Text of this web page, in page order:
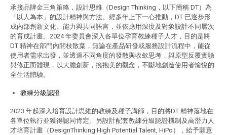
承接品牌金三角策略，設計思維（Design Thinking，以下簡稱 DT）為
「以人為本」的設計精神與方法。經多年上下一心推動，DT 已逐步形
成內部創新文化、能力與共同語言，並依應用深度及對象設計不同層次
的育成計畫。2024 年委員會深入各單位孕育教練種子人才，目的是將
DT 精神在部門內開枝散葉，無論在產品研發或服務設計流程中，能從
使用者需求出發，並透過不同角度的發散與收歛思考，與原型反覆實驗
與修正而體現，以大膽創新，擁抱美的觀念，不斷地創造使用者愉悅的
全生活體驗。
教練分級認證
2023 年起深入培育設計思維的教練及種子講師，目的將DT 精神落地在
各單位執行並獲得認同肯定。另設計配套教練分級認證機制及高潛力人
才培育計畫（DesignThinking High Potential Talent, HiPo），給予願意